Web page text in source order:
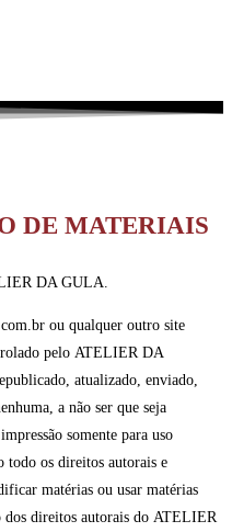
DE MATERIAIS
DA GULA.
ou qualquer outro site
pelo ATELIER DA
atualizado, enviado,
a não ser que seja
somente para uso
todo os direitos autorais e
matérias ou usar matérias
direitos autorais do ATELIER